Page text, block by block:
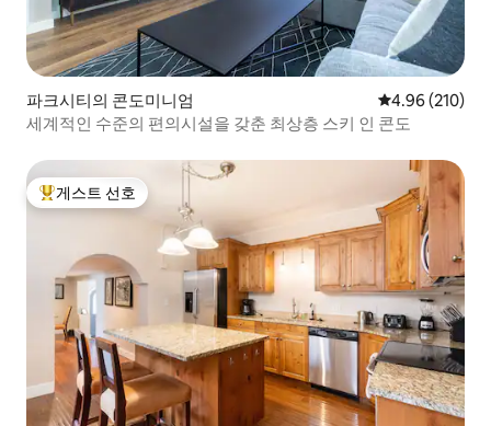
파크시티의 콘도미니엄 평점 4.96점(5
4.96 (210)
세계적인 수준의 편의시설을 갖춘 최상층 스키 인 콘도
상위 게스트 선호
게스트 선호